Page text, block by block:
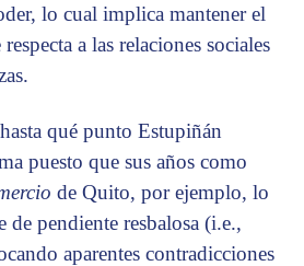
lo cual implica mantener el
a las relaciones sociales
qué punto Estupiñán
puesto que sus años como
de Quito, por ejemplo, lo
de pendiente resbalosa (i.e.,
aparentes contradicciones